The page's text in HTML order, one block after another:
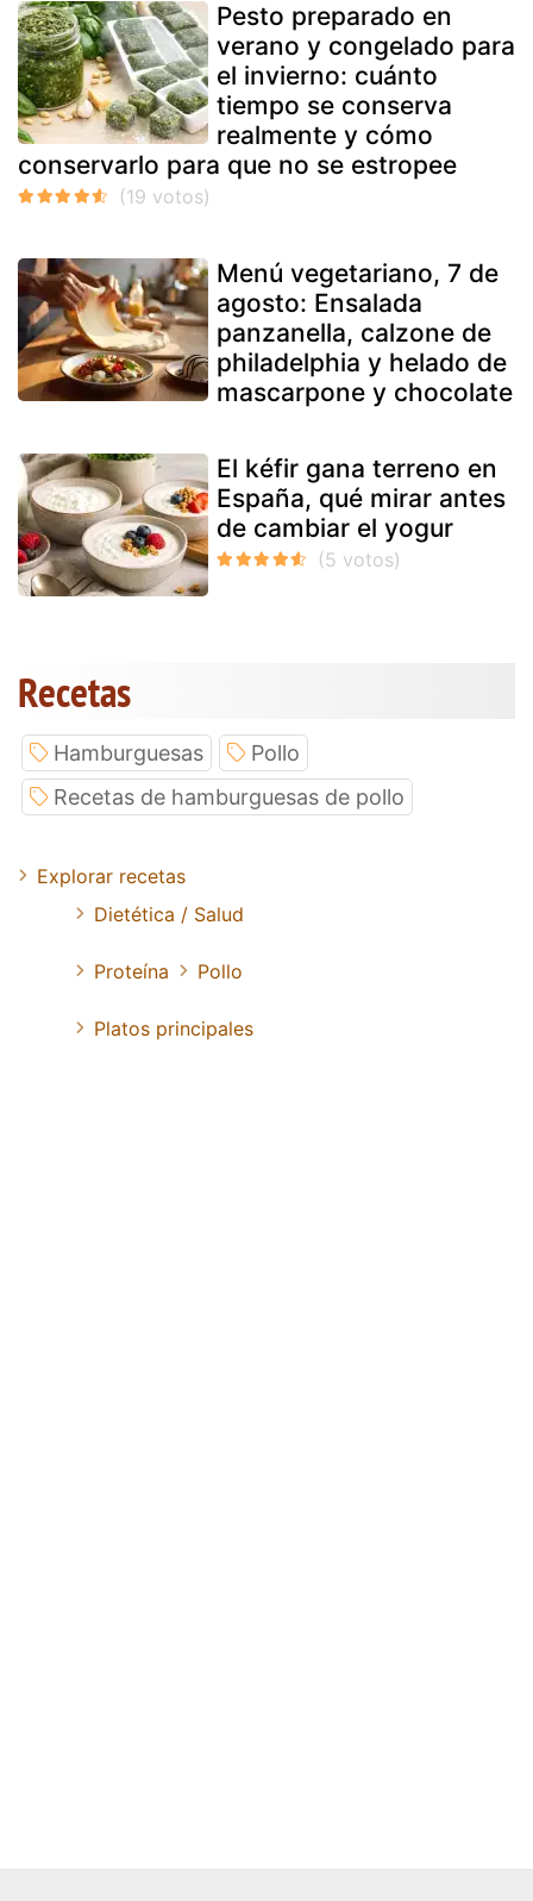
Pesto preparado en
verano y congelado para
el invierno: cuánto
tiempo se conserva
realmente y cómo
conservarlo para que no se estropee
Menú vegetariano, 7 de
agosto: Ensalada
panzanella, calzone de
philadelphia y helado de
mascarpone y chocolate
El kéfir gana terreno en
España, qué mirar antes
de cambiar el yogur
Recetas
Hamburguesas
Pollo
Recetas de hamburguesas de pollo
Explorar recetas
Dietética / Salud
Proteína Pollo
Platos principales